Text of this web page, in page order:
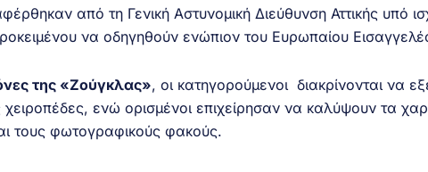
από τη Γενική Αστυνομική Διεύθυνση Αττικής υπό
να οδηγηθούν ενώπιον του Ευρωπαίου
της «Ζούγκλας», οι κατηγορούμενοι διακρίνονται να
ενώ ορισμένοι επιχείρησαν να καλύψουν τα
τους φωτογραφικούς φακούς.